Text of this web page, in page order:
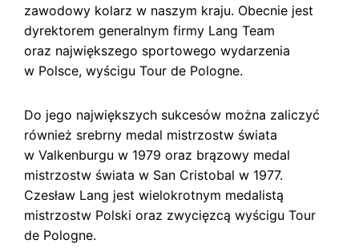
zawodowy kolarz w naszym kraju. Obecnie jest
dyrektorem generalnym firmy Lang Team
oraz największego sportowego wydarzenia
w Polsce, wyścigu Tour de Pologne.
Do jego największych sukcesów można zaliczyć
również srebrny medal mistrzostw świata
w Valkenburgu w 1979 oraz brązowy medal
mistrzostw świata w San Cristobal w 1977.
Czesław Lang jest wielokrotnym medalistą
mistrzostw Polski oraz zwycięzcą wyścigu Tour
de Pologne.